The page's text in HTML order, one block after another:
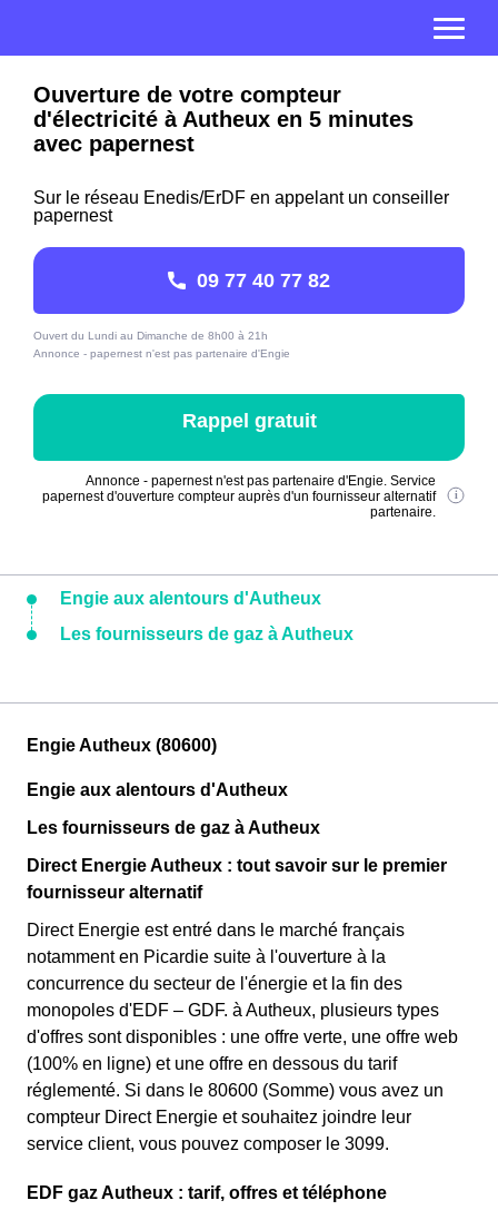
Ouverture de votre compteur
d'électricité à Autheux en 5 minutes
avec papernest
Sur le réseau Enedis/ErDF en appelant un conseiller
papernest
09 77 40 77 82
Ouvert du Lundi au Dimanche de 8h00 à 21h
Annonce - papernest n'est pas partenaire d'Engie
Rappel gratuit
Annonce - papernest n'est pas partenaire d'Engie. Service
papernest d'ouverture compteur auprès d'un fournisseur alternatif
partenaire.
Engie aux alentours d'Autheux
Les fournisseurs de gaz à Autheux
Engie Autheux (80600)
Engie aux alentours d'Autheux
Les fournisseurs de gaz à Autheux
Direct Energie Autheux : tout savoir sur le premier
fournisseur alternatif
Direct Energie est entré dans le marché français
notamment en Picardie suite à l'ouverture à la
concurrence du secteur de l'énergie et la fin des
monopoles d'EDF – GDF. à Autheux, plusieurs types
d'offres sont disponibles : une offre verte, une offre web
(100% en ligne) et une offre en dessous du tarif
réglementé. Si dans le 80600 (Somme) vous avez un
compteur Direct Energie et souhaitez joindre leur
service client, vous pouvez composer le 3099.
EDF gaz Autheux : tarif, offres et téléphone